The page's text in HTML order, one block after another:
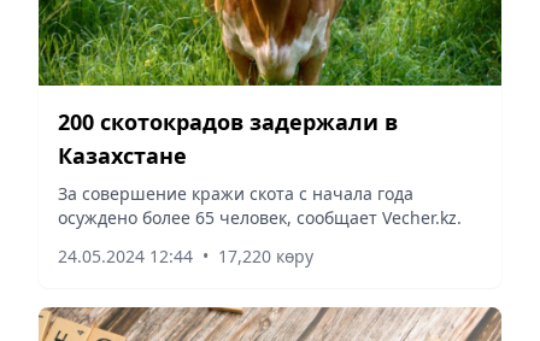
200 скотокрадов задержали в
Казахстане
За совершение кражи скота с начала года
осуждено более 65 человек, сообщает Vecher.kz.
24.05.2024 12:44 • 17,220 көру